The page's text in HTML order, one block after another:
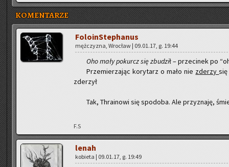
KOMENTARZE
Fo­lo­in­Ste­pha­nus
męż­czy­zna, Wro­cław | 09.01.17, g. 19:44
Oho mały po­kurcz się zbu­dził – prze­ci­nek po
Prze­mie­rza­jąc ko­ry­tarz o mało nie zde­rzy
zde­rzył
Tak, Thra­ino­wi się spodo­ba. Ale przy­zna­ję,
F.S
lenah
ko­bie­ta | 09.01.17, g. 19:49